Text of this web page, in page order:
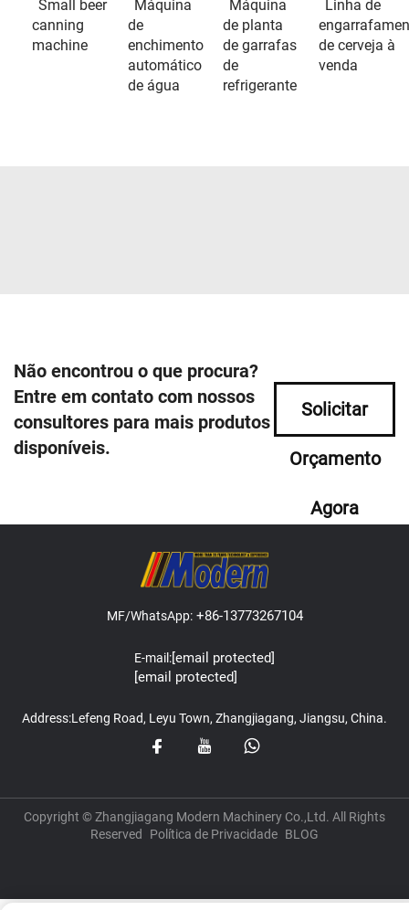
Small beer
canning
machine
Máquina
de
enchimento
automático
de água
Máquina
de planta
de garrafas
de
refrigerante
Linha de
de cerveja à
venda
Não encontrou o que procura?
Entre em contato com nossos
consultores para mais produtos
disponíveis.
Solicitar
Orçamento
Agora
MF/WhatsApp:+86-13773267104
E-mail:[email protected]
[email protected]
Address:Lefeng Road, Leyu Town, Zhangjiagang, Jiangsu, China.
Copyright © Zhangjiagang Modern Machinery Co.,Ltd. All Rights
Reserved
Política de Privacidade BLOG